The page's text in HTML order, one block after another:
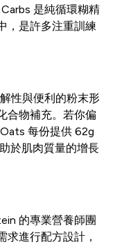
是純循環糊精
，是許多注重訓練
性與便利的粉末形
合物補充。若你偏
每份提供 62g
於肌肉質量的增長
的專業營養師團
求進行配方設計，